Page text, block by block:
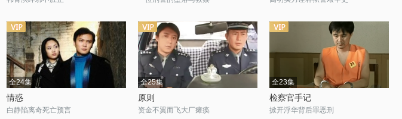
全24集
情惑
白静陷离奇死亡预言
全25集
原则
资金不翼而飞大厂瘫痪
全23集
检察官手记
掀开浮华背后罪恶刑